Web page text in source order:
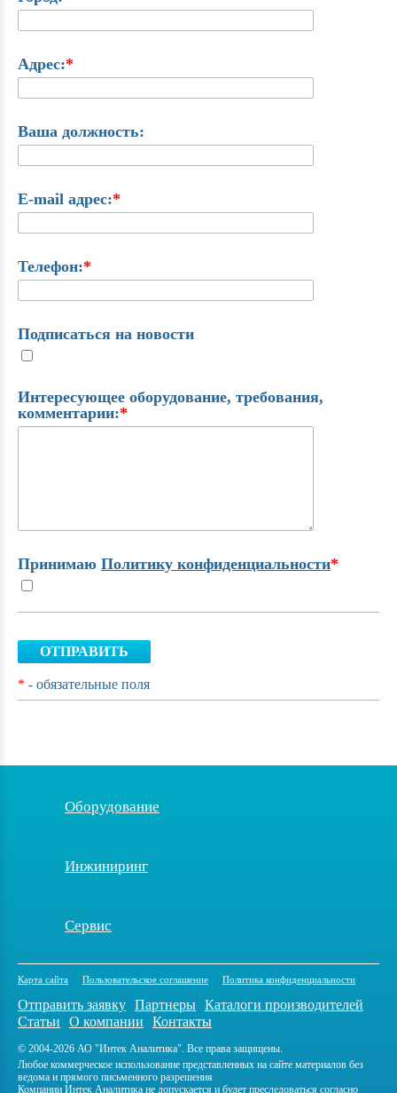
Адрес:*
Ваша должность:
E-mail адрес:*
Телефон:*
Подписаться на новости
Интересующее оборудование, требования,
комментарии:*
Принимаю Политику конфиденциальности*
ОТПРАВИТЬ
* - обязательные поля
Оборудование
Инжиниринг
Сервис
Карта сайта Пользовательское соглашение Политика конфиденциальности
Отправить заявку Партнеры Каталоги производителей
Статьи
О компании Контакты
© 2004-2026 АО "Интек Аналитика". Все права защищены.
Любое коммерческое использование представленных на сайте материалов без
ведома и прямого письменного разрешения
Компании Интек Аналитика не допускается и будет преследоваться согласно